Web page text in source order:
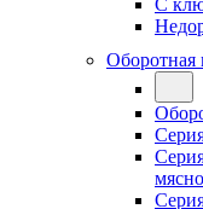
С
Оборотная